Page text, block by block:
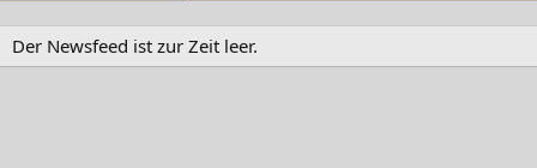
Der Newsfeed ist zur Zeit leer.